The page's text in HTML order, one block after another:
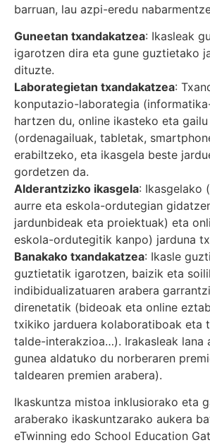
barruan, lau azpi-eredu
Guneetan txandakatzea: Ikasleak
igarotzen dira eta gune guztietako
dituzte.
Laborategietan txandakatzea:
konputazio-laborategia
hartzen du, online ikasteko eta
(ordenagailuak, tabletak,
erabiltzeko, eta ikasgela beste
gordetzen da.
Alderantzizko ikasgela: Ikasgelako
aurre eta eskola-ordutegian
jardunbideak eta proiektuak) eta
eskola-ordutegitik kanpo) jarduna
Banakako txandakatzea: Ikasle
guztietatik igarotzen, baizik eta
indibidualizatuaren arabera
direnetatik (bideoak eta online
txikiko jarduera kolaboratiboak eta
talde-interakzioa…). Irakasleak lana
gunea aldatuko du norberaren
taldearen premien arabera).
Ikaskuntza mistoa inklusiorako eta
araberako ikaskuntzarako aukera
eTwinning edo School Education